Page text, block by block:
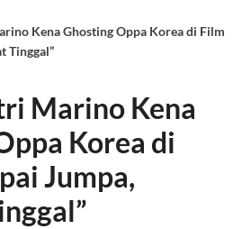
Kena Ghosting Oppa Korea di Film
Tinggal”
Marino Kena
Korea di
Jumpa,